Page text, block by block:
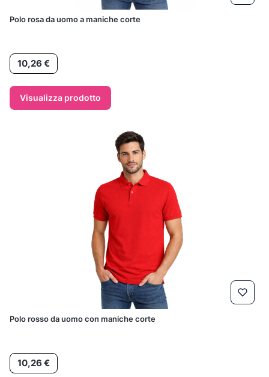
Polo rosa da uomo a maniche corte
Prezzo
10,26 €
Visualizza prodotto
Polo rosso da uomo con maniche corte
Prezzo
10,26 €